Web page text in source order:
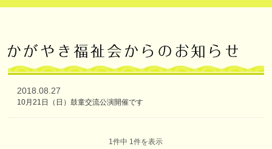
2018.08.27
10月21日（日）鼓童交流公演開催です
1件中 1件を表示